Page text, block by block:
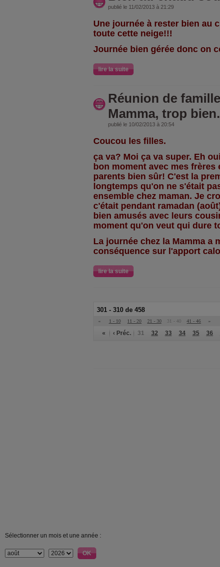
publié le 11/02/2013 à 21:29
Une journée à rester bien au
toute cette neige!!!
Journée bien gérée donc on
lire la suite
Réunion de
Mamma, trop bien.
publié le 10/02/2013 à 20:54
Coucou les filles.
ça va? Moi ça va super. Eh
bon moment avec mes frères
parents bien sûr! C'est la
longtemps qu'on ne s'était
ensemble chez maman. Je
c'était pendant ramadan
bien amusés avec leurs
moment qu'on veut qui dure
La journée chez la Mamma a
conséquence sur l'apport
lire la suite
301 - 310 de 458
« 1 - 10 11 - 20 21 - 30 31 - 40 41 - 46 »
« ‹ Préc. 31 32 33 34 35 36
Sélectionner un mois et une année :